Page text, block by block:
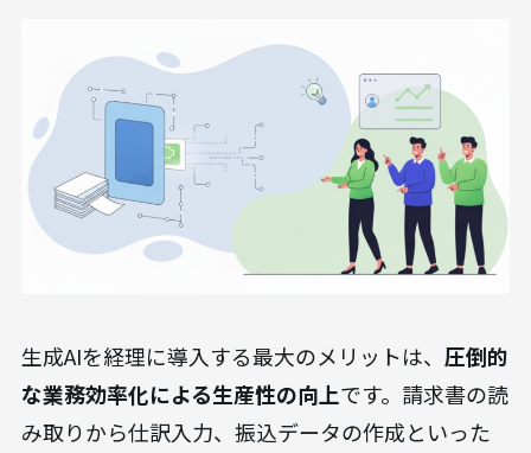
生成AIを経理に導入する最大のメリットは、 圧倒的
な業務効率化による生産性の向上です。請求書の読
み取りから仕訳入力、振込データの作成といった